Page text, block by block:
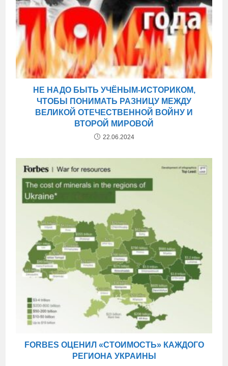
НЕ НАДО БЫТЬ УЧЁНЫМ-ИСТОРИКОМ,
ЧТОБЫ ПОНИМАТЬ РАЗНИЦУ МЕЖДУ
ВЕЛИКОЙ ОТЕЧЕСТВЕННОЙ ВОЙНУ И
ВТОРОЙ МИРОВОЙ
22.06.2024
FORBES ОЦЕНИЛ «СТОИМОСТЬ» КАЖДОГО
РЕГИОНА УКРАИНЫ